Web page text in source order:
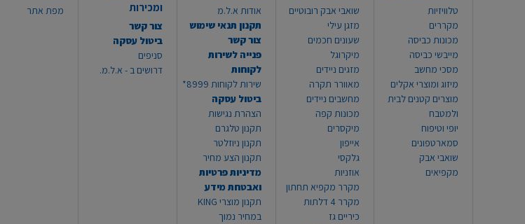
טלוויזיות
מקררים
מכונות כביסה
מייבשי כביסה
מסכי מחשב
מיזוג ומוצרי אקלים
מוצרים קטנים לבית
ולמטבח
יופי וטיפוח
סמארטפונים
שואבי אבק
מקפיאים
שואבי אבק רובוטיים
מזגן עילי
שעונים חכמים
מיקרוגל
מזגים ניידים
מאוורר תקרה
מחשבים ניידים
מכונות קפה
מיקסרים
אייפון
גלקסי
אוזניות
מקרר מקפיא תחתון
מקרר 4 דלתות
כיריים גז
אודות א.ל.מ
תקנון תנאי שימוש
צור קשר
פנייה לשירות
לקוחות
שירות לקוחות 8999*
ביטול עסקה
הצהרת נגישות
תקנון טלגרם
תקנון ניוזלטר
תקנון הצע מחיר
מדיניות פרטיות
ואבטחת מידע
תקנון מוצרי KING
במחיר נמוך
ומכירות
צור קשר
ביטול עסקה
סניפים
דרושים ב - א.ל.מ.
מפת אתר